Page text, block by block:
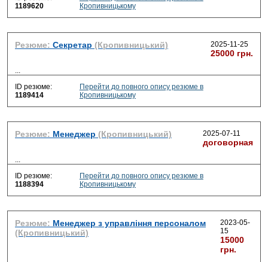
1189620
Кропивницькому
Резюме: Секретар (Кропивницький) 2025-11-25
25000 грн.
...
ID резюме:
1189414
Перейти до повного опису резюме в
Кропивницькому
Резюме: Менеджер (Кропивницький) 2025-07-11
договорная
...
ID резюме:
1188394
Перейти до повного опису резюме в
Кропивницькому
Резюме: Менеджер з управління персоналом
(Кропивницький)
2023-05-
15
15000
грн.